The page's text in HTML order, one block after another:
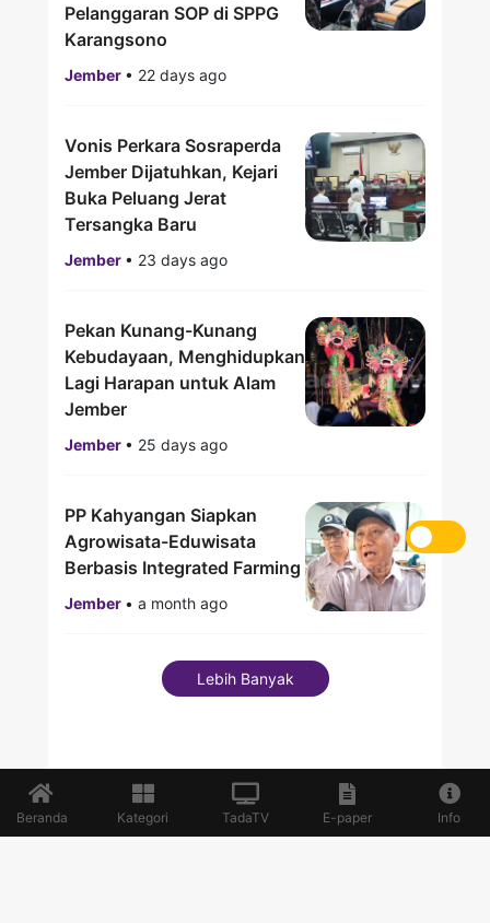
Pelanggaran SOP di SPPG
Karangsono
Jember • 22 days ago
Vonis Perkara Sosraperda
Jember Dijatuhkan, Kejari
Buka Peluang Jerat
Tersangka Baru
Jember • 23 days ago
Pekan Kunang-Kunang
Kebudayaan, Menghidupkan
Lagi Harapan untuk Alam
Jember
Jember • 25 days ago
PP Kahyangan Siapkan
Agrowisata-Eduwisata
Berbasis Integrated Farming
Jember • a month ago
Lebih Banyak
Beranda Kategori TadaTV E-paper Info